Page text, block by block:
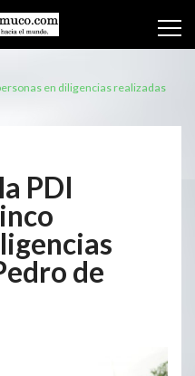
en diligencias realizadas
PDI
de